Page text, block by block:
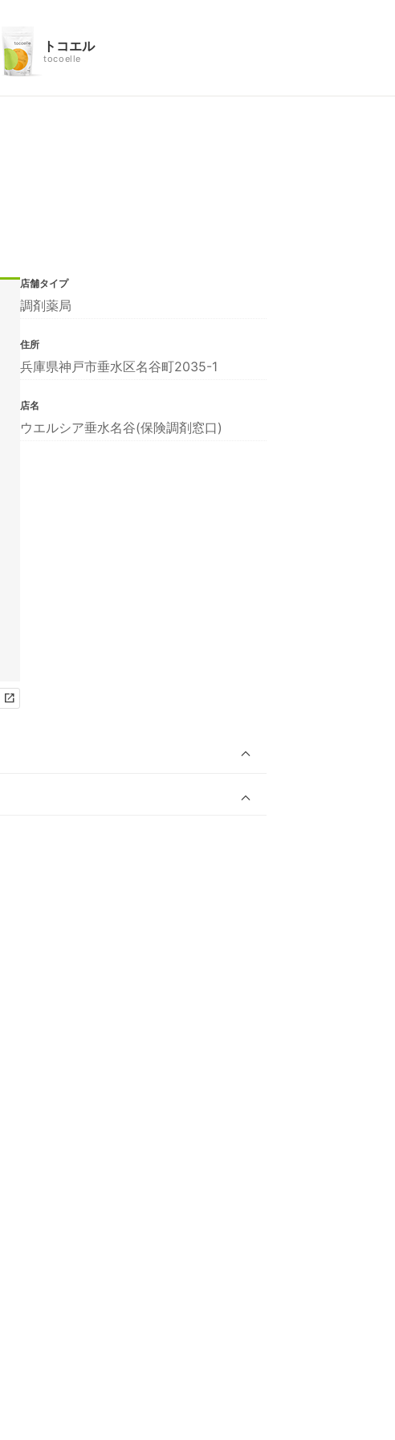
トコエル
tocoelle
店舗タイプ
調剤薬局
住所
兵庫県神戸市垂水区名谷町2035-1
店名
ウエルシア垂水名谷(保険調剤窓口)